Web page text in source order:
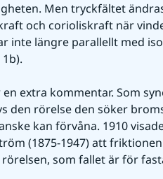
Men tryckfältet
och corioliskraft när
inte längre parallellt med
extra kommentar. Som
den rörelse den söker
kan förvåna. 1910
(1875-1947) att
som fallet är för